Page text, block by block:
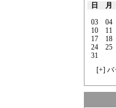
日 月
03
04
10
11
17
18
24
25
31
[+] バ